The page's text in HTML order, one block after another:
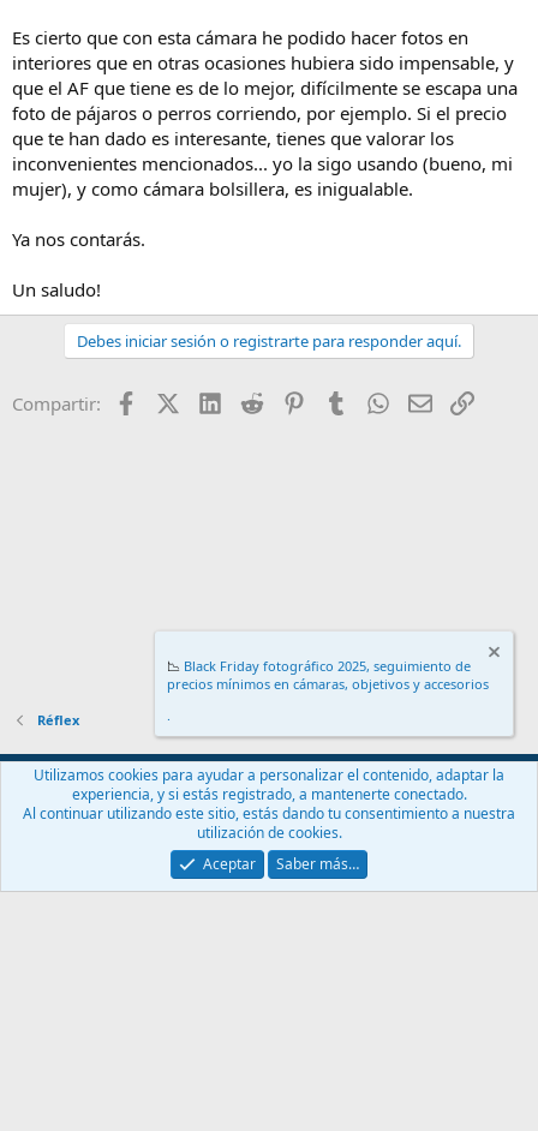
Es cierto que con esta cámara he podido hacer fotos en
interiores que en otras ocasiones hubiera sido impensable, y
que el AF que tiene es de lo mejor, difícilmente se escapa una
foto de pájaros o perros corriendo, por ejemplo. Si el precio
que te han dado es interesante, tienes que valorar los
inconvenientes mencionados... yo la sigo usando (bueno, mi
mujer), y como cámara bolsillera, es inigualable.
Ya nos contarás.
Un saludo!
Debes iniciar sesión o registrarte para responder aquí.
Compartir: FacebookX (Twitter)
LinkedIn
Reddit PinterestTumblr WhatsApp
EmailEnlace
Réflex
Español (ES)
Contáctanos
Términos y reglas Política de privacidad
Ayuda
Community platform by XenForo® © 2010-2024 XenForo Ltd.
📉 Black Friday fotográfico 2025, seguimiento de
precios mínimos en cámaras, objetivos y accesorios
.
Utilizamos cookies para ayudar a personalizar el contenido, adaptar la
experiencia, y si estás registrado, a mantenerte conectado.
Al continuar utilizando este sitio, estás dando tu consentimiento a nuestra
utilización de cookies.
Aceptar
Saber más…